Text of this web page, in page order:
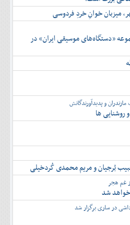
میزبان خوانِ خردِ فردوسی
«دستگاه‌های موسیقی ایران» در
و پدیدآورندگانش
روشنایی ها
حبیب بُرجیان و مریم محمدی کُردخیلی
غم هجر
شد
در ساری برگزار شد